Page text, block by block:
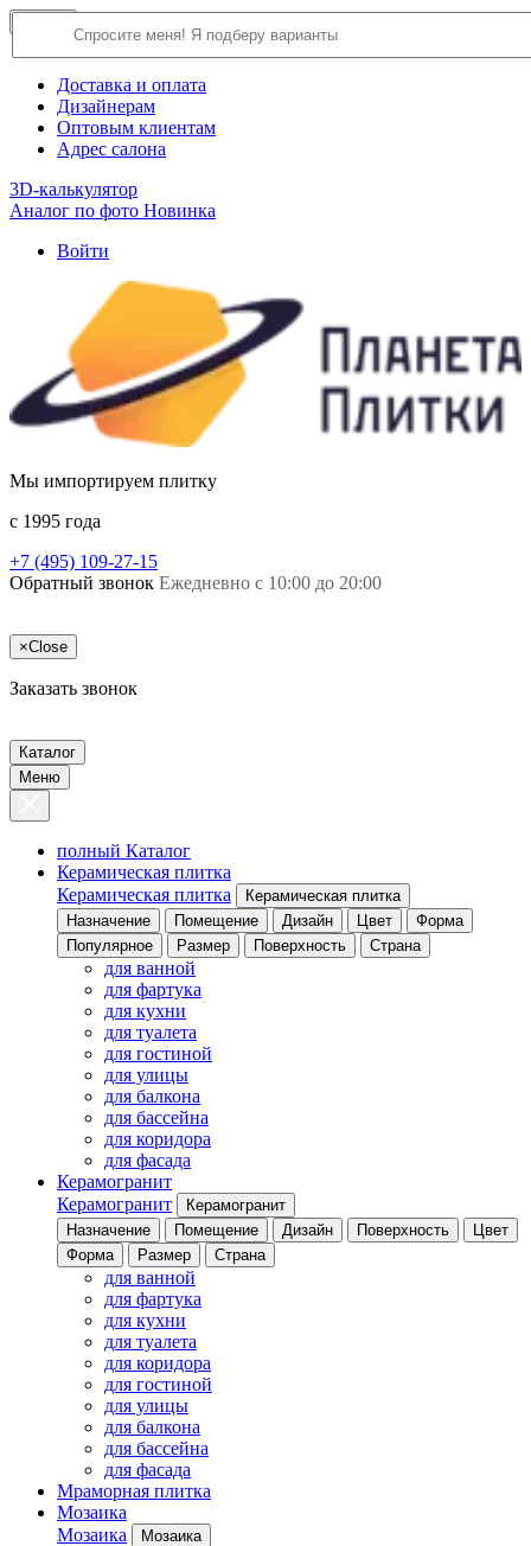
О компании
Доставка и оплата
Дизайнерам
Оптовым клиентам
Адрес салона
3D-калькулятор
Аналог по фото Новинка
Войти
Мы импортируем плитку
c 1995 года
+7 (495) 109-27-15
Обратный звонок Ежедневно с 10:00 до 20:00
×Close
Заказать звонок
Каталог
Меню
полный Каталог
Керамическая плитка
Керамическая плитка
Керамическая плитка
Назначение
Помещение Дизайн Цвет
Форма
Популярное
Размер Поверхность Страна
для ванной
для фартука
для кухни
для туалета
для гостиной
для улицы
для балкона
для бассейна
для коридора
для фасада
Керамогранит
Керамогранит
Керамогранит
Назначение
Помещение Дизайн Поверхность
Цвет
Форма
Размер Страна
для ванной
для фартука
для кухни
для туалета
для коридора
для гостиной
для улицы
для балкона
для бассейна
для фасада
Мраморная плитка
Мозаика
Мозаика
Мозаика